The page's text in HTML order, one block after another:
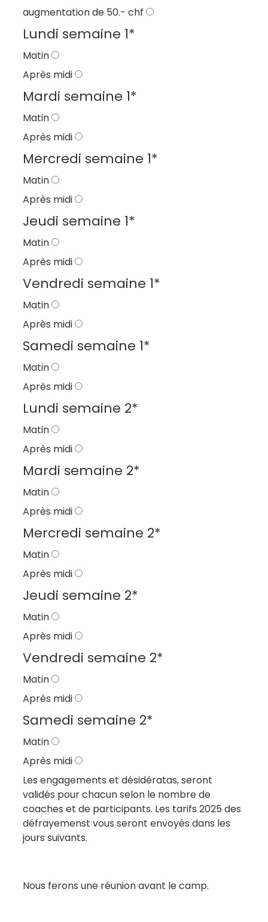
augmentation de 50.- chf
Lundi semaine 1*
Matin
Après midi
Mardi semaine 1*
Matin
Après midi
Mercredi semaine 1*
Matin
Après midi
Jeudi semaine 1*
Matin
Après midi
Vendredi semaine 1*
Matin
Après midi
Samedi semaine 1*
Matin
Après midi
Lundi semaine 2*
Matin
Après midi
Mardi semaine 2*
Matin
Après midi
Mercredi semaine 2*
Matin
Après midi
Jeudi semaine 2*
Matin
Après midi
Vendredi semaine 2*
Matin
Après midi
Samedi semaine 2*
Matin
Après midi
Les engagements et désidératas, seront
validés pour chacun selon le nombre de
coaches et de participants. Les tarifs 2025 des
défrayemenst vous seront envoyés dans les
jours suivants.
Nous ferons une réunion avant le camp.